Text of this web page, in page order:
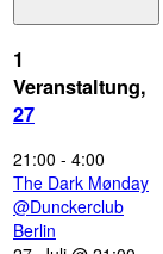
1
Veranstaltung,
27
21:00 - 4:00
The Dark Mønday
@Dunckerclub
Berlin